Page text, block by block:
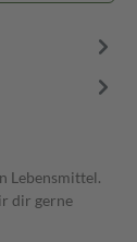
Lebensmittel.
dir gerne